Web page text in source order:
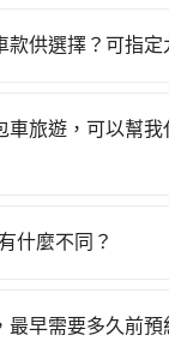
送，則每人平均
上來預約tripool
的拼車共乘
的車型，如
況，打開車門才
凹的車門仍未被
位，對於急著用
下車地點仍有段
栗縣僅有合法計
較為便宜，但當
費用就貴了，若
通工具價格不同
時轉乘可選大眾
多時包車較方便
用大眾運輸。 便
供選擇？可指定
牌以豐田Toyota
少量進口車像凌
，需要大T保母
車旅遊，可以幫
服務。
什麼不同？
價格。 (3) 全台
早需要多久前預